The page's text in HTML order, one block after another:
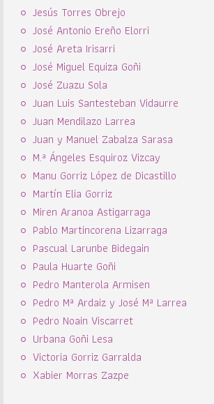
Jesús Torres Obrejo
José Antonio Ereño Elorri
José Areta Irisarri
José Miguel Equiza Goñi
José Zuazu Sola
Juan Luis Santesteban Vidaurre
Juan Mendilazo Larrea
Juan y Manuel Zabalza Sarasa
M.ª Ángeles Esquiroz Vizcay
Manu Gorriz López de Dicastillo
Martín Elia Gorriz
Miren Aranoa Astigarraga
Pablo Martincorena Lizarraga
Pascual Larunbe Bidegain
Paula Huarte Goñi
Pedro Manterola Armisen
Pedro Mª Ardaiz y José Mª Larrea
Pedro Noain Viscarret
Urbana Goñi Lesa
Victoria Gorriz Garralda
Xabier Morras Zazpe